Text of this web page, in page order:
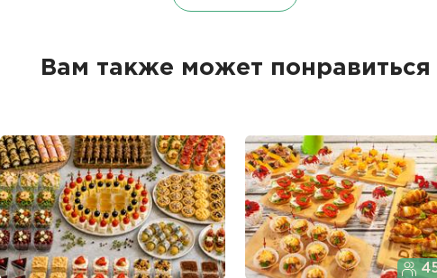
Вам также может понравиться